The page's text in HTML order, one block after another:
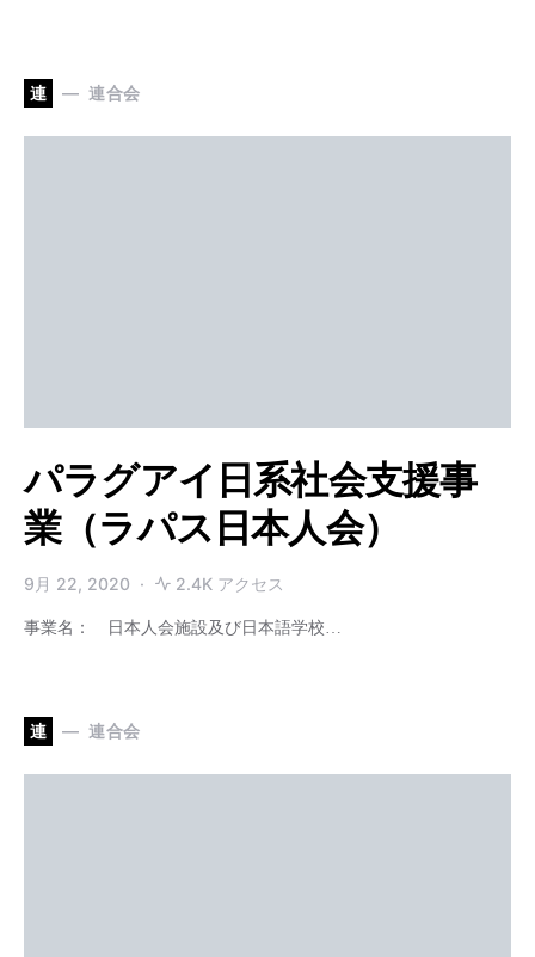
連 連合会
パラグアイ日系社会支援事
業（ラパス日本人会）
9月 22, 2020 2.4K アクセス
事業名： 日本人会施設及び日本語学校…
連 連合会